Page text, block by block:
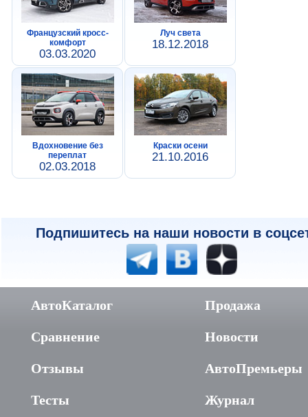
Французский кросс-
комфорт
03.03.2020
Луч света
18.12.2018
Вдохновение без
переплат
02.03.2018
Краски осени
21.10.2016
Подпишитесь на наши новости в
АвтоКаталог
Сравнение
Отзывы
Тесты
Продажа
Новости
АвтоПремьеры
Журнал